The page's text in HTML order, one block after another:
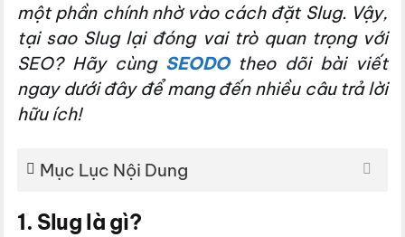
một phần chính nhờ vào cách đặt Slug. Vậy,
tại sao Slug lại đóng vai trò quan trọng với
SEO? Hãy cùng SEODOtheo dõi bài viết
ngay dưới đây để mang đến nhiều câu trả lời
hữu ích!
Mục Lục Nội Dung
1. Slug là gì?